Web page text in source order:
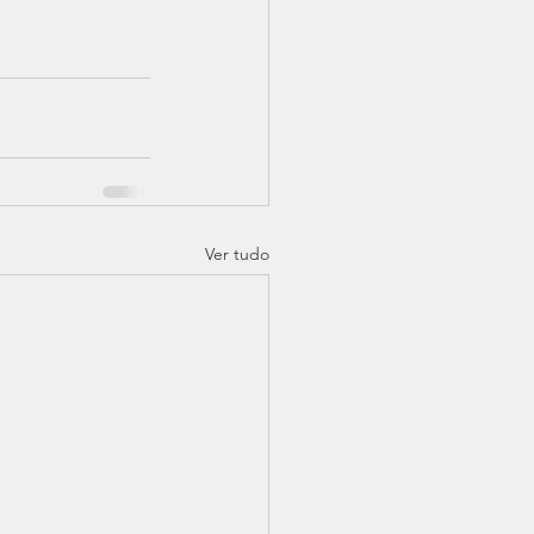
Ver tudo